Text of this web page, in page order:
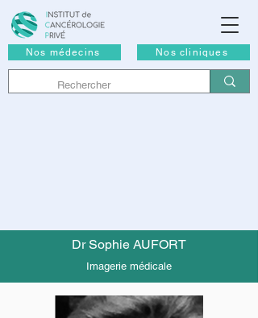
Nos médecins Nos cliniques
Dr Sophie AUFORT
Imagerie médicale